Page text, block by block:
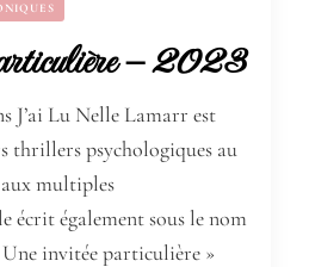
– 2023
J’ai Lu Nelle Lamarr est
thrillers psychologiques au
aux multiples
écrit également sous le nom
invitée particulière »